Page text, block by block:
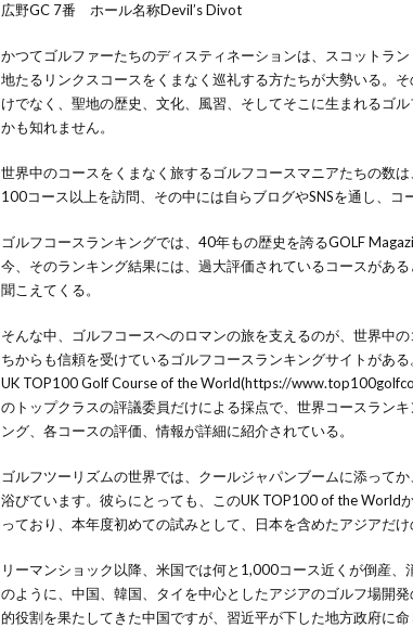
広野GC 7番 ホール名称Devil’s Divot
かつてゴルファーたちのディスティネーションは、スコットラ
地たるリンクスコースをくまなく巡礼する方たちが大勢いる。
けでなく、聖地の歴史、文化、風習、そしてそこに生まれるゴ
かも知れません。
世界中のコースをくまなく旅するゴルフコースマニアたちの数は
100コース以上を訪問、その中には自らブログやSNSを通し、コ
ゴルフコースランキングでは、 40年もの歴史を誇るGOLF
今、そのランキング結果には、過大評価されているコースがあ
聞こえてくる。
そんな中、ゴルフコースへのロマンの旅を支えるのが、世界中
ちからも信頼を受けているゴルフコースランキングサイトがあ
UK TOP100 Golf Course of the World(https://
のトップクラスの評議委員だけによる採点で、世界コースラン
ング、各コースの評価、情報が詳細に紹介されている。
ゴルフツーリズムの世界では、クールジャパンブームに添って
浴びています。彼らにとっても、このUK TOP100 of the World
っており、本年度初めての試みとして、日本を含めたアジアだけ
リーマンショック以降、米国では何と 1,000コース近くが倒産、
のように、中国、韓国、タイを中心としたアジアのゴルフ場開
的役割を果たしてきた中国ですが、習近平が下した地方政府に